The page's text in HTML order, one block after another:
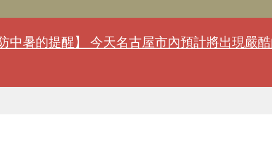
中暑的提醒】 今天名古屋市內預計將出現嚴